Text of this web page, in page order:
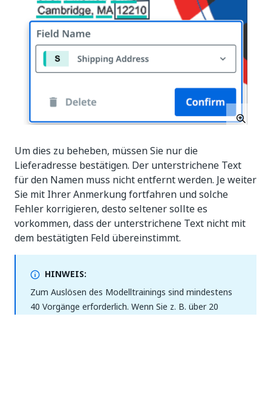
Um dies zu beheben, müssen Sie nur die
Lieferadresse bestätigen. Der unterstrichene Text
für den Namen muss nicht entfernt werden. Je weiter
Sie mit Ihrer Anmerkung fortfahren und solche
Fehler korrigieren, desto seltener sollte es
vorkommen, dass der unterstrichene Text nicht mit
dem bestätigten Feld übereinstimmt.
HINWEIS:
Zum Auslösen des Modelltrainings sind mindestens
40 Vorgänge erforderlich. Wenn Sie z. B. über 20